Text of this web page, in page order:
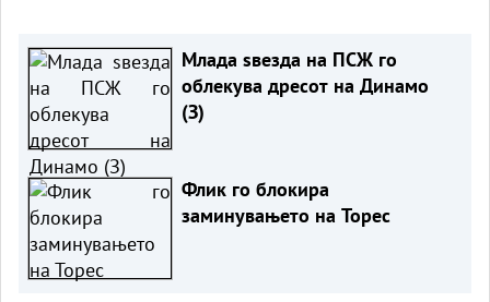
Млада ѕвезда на ПСЖ го
облекува дресот на Динамо
(З)
Флик го блокира
заминувањето на Торес